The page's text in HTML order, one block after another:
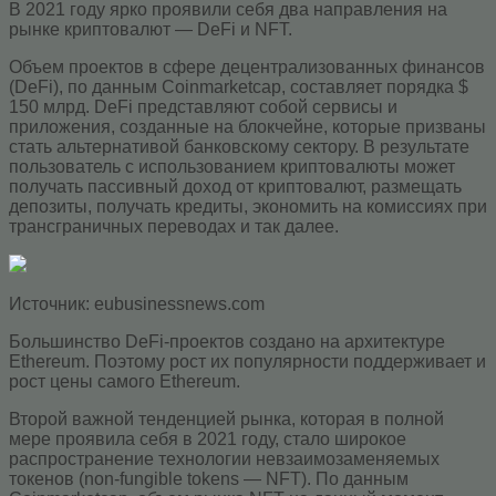
В 2021 году ярко проявили себя два направления на
рынке криптовалют — DeFi и NFT.
Объем проектов в сфере децентрализованных финансов
(DeFi), по данным Coinmarketcap, составляет порядка $
150 млрд. DeFi представляют собой сервисы и
приложения, созданные на блокчейне, которые призваны
стать альтернативой банковскому сектору. В результате
пользователь с использованием криптовалюты может
получать пассивный доход от криптовалют, размещать
депозиты, получать кредиты, экономить на комиссиях при
трансграничных переводах и так далее.
Источник: eubusinessnews.com
Большинство DeFi-проектов создано на архитектуре
Ethereum. Поэтому рост их популярности поддерживает и
рост цены самого Ethereum.
Второй важной тенденцией рынка, которая в полной
мере проявила себя в 2021 году, стало широкое
распространение технологии невзаимозаменяемых
токенов (non-fungible tokens — NFT). По данным